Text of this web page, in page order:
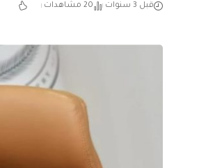
قبل 3 سنوات 20 مشاهدات